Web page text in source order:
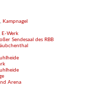
, Kampnagel
E-Werk
Sendesaal des RBB
Arena